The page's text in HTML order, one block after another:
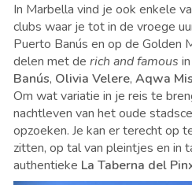
In Marbella vind je ook enkele
clubs waar je tot in de vroege
Puerto Banús en op de Golden
delen met de rich and famous
Banús, Olivia Velere, Aqwa
Om wat variatie in je reis te
nachtleven van het oude
opzoeken. Je kan er terecht op
zitten, op tal van pleintjes en in
authentieke La Taberna del